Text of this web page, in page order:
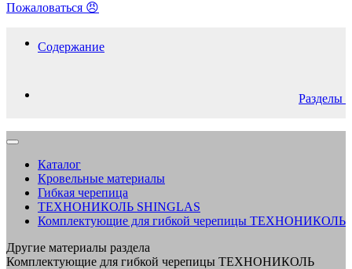
Пожаловаться 😠
Содержание
Разделы
Каталог
Кровельные материалы
Гибкая черепица
ТЕХНОНИКОЛЬ SHINGLAS
Комплектующие для гибкой черепицы ТЕХНОНИКОЛЬ
Другие материалы раздела
Комплектующие для гибкой черепицы ТЕХНОНИКОЛЬ